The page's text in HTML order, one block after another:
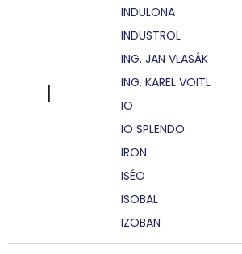
I
INDULONA
INDUSTROL
ING. JAN VLASÁK
ING. KAREL VOITL
IO
IO SPLENDO
IRON
ISÉO
ISOBAL
IZOBAN